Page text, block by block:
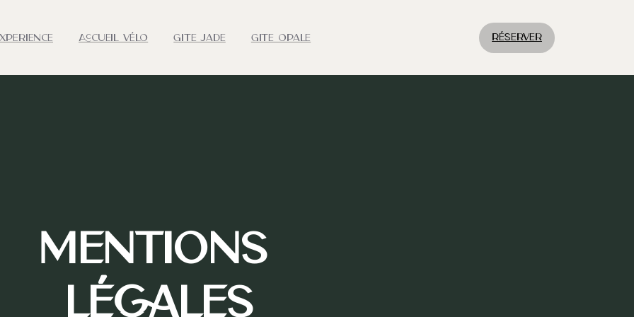
Accueil VÉlo Gîte Jade Gîte Opale RÉserver
Mentions
LÉGALES